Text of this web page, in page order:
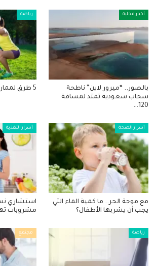
أخبار محلية
بالصور.. “ميرور لاين” ناطحة
سحاب سعودية تمتد لمسافة
120…
رياضة
5 طرق لممارسة تمرين السكوات
أسرار الصحة
مع موجة الحر.. ما كمية الماء التي
يجب أن يشربها الأطفال؟
أسرار التغذية
استشاري
مشروبات
رياضة مجتمع